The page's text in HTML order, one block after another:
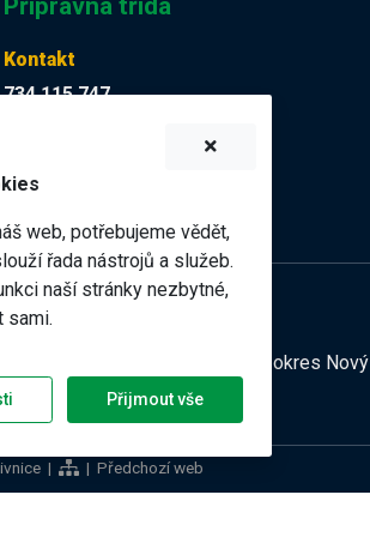
Přípravná třída
Kontakt
734 115 747
martina.muckova@zskop17.cz
Kopřivnice, 17. listopadu 1225 okres Nový
| | Předchozí web
web, potřebujeme vědět,
řada nástrojů a služeb.
naší stránky nezbytné,
sami.
Přijmout vše